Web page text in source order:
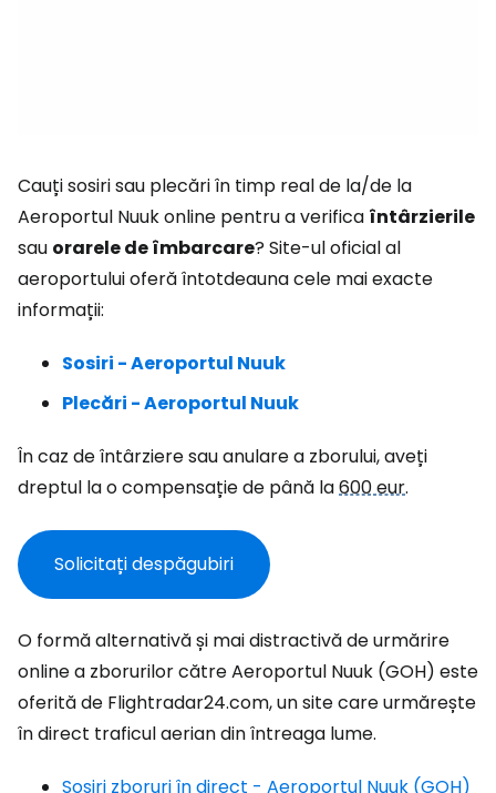
Cauți sosiri sau plecări în timp real de la/de la
Aeroportul Nuuk online pentru a verifica întârzierile
sau orarele de îmbarcare? Site-ul oficial al
aeroportului oferă întotdeauna cele mai exacte
informații:
Sosiri - Aeroportul Nuuk
Plecări - Aeroportul Nuuk
În caz de întârziere sau anulare a zborului, aveți
dreptul la o compensație de până la600 eur.
Solicitați despăgubiri
O formă alternativă și mai distractivă de urmărire
online a zborurilor către Aeroportul Nuuk (GOH) este
oferită de Flightradar24.com, un site care urmărește
în direct traficul aerian din întreaga lume.
Sosiri zboruri în direct - Aeroportul Nuuk (GOH)